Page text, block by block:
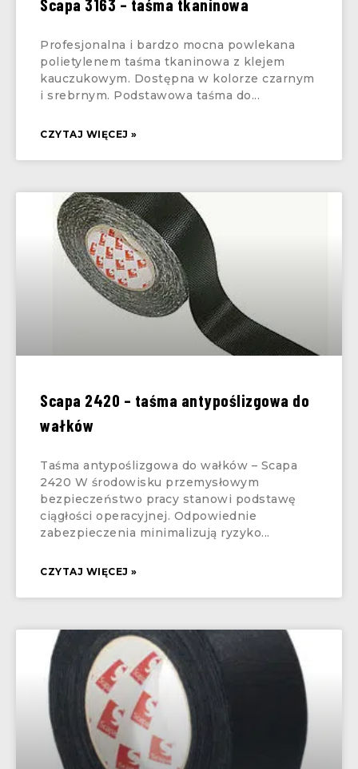
Scapa 3163 – taśma tkaninowa
Profesjonalna i bardzo mocna powlekana
polietylenem taśma tkaninowa z klejem
kauczukowym. Dostępna w kolorze czarnym
i srebrnym. Podstawowa taśma do
CZYTAJ WIĘCEJ »
Scapa 2420 – taśma antypoślizgowa do
wałków
Taśma antypoślizgowa do wałków – Scapa
2420 W środowisku przemysłowym
bezpieczeństwo pracy stanowi podstawę
ciągłości operacyjnej. Odpowiednie
zabezpieczenia minimalizują ryzyko
CZYTAJ WIĘCEJ »